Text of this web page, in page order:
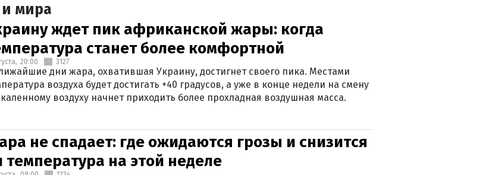
мира
ждет пик африканской жары: когда
станет более комфортной
20:00 3127
дни жара, охватившая Украину, достигнет своего пика. Местами
воздуха будет достигать +40 градусов, а уже в конце недели на смену
воздуху начнет приходить более прохладная воздушная масса.
не спадает: где ожидаются грозы и снизится
температура на этой неделе